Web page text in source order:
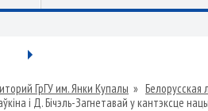
ГрГУ им. Янки Купалы » Белорусская
і Д. Бічэль-Загнетавай у кантэксце